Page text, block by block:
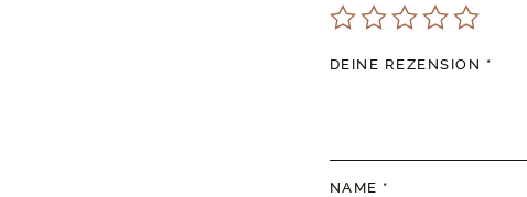
DEINE REZENSION *
NAME *